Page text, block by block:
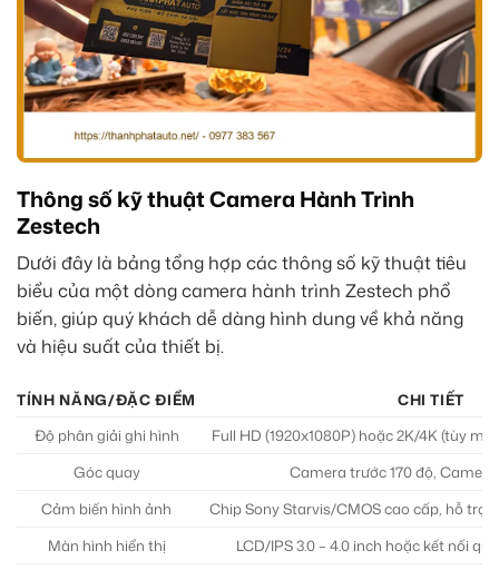
Thông số kỹ thuật Camera Hành Trình
Zestech
Dưới đây là bảng tổng hợp các thông số kỹ thuật tiêu
biểu của một dòng camera hành trình Zestech phổ
biến, giúp quý khách dễ dàng hình dung về khả năng
và hiệu suất của thiết bị.
TÍNH NĂNG/ĐẶC ĐIỂM
CHI TIẾT
Độ phân giải ghi hình
Full HD (1920x1080P) hoặc 2K/4K (tùy
Góc quay
Camera trước 170 độ, Camera
Cảm biến hình ảnh
Chip Sony Starvis/CMOS cao cấp, hỗ trợ
Màn hình hiển thị
LCD/IPS 3.0 – 4.0 inch hoặc kết nối